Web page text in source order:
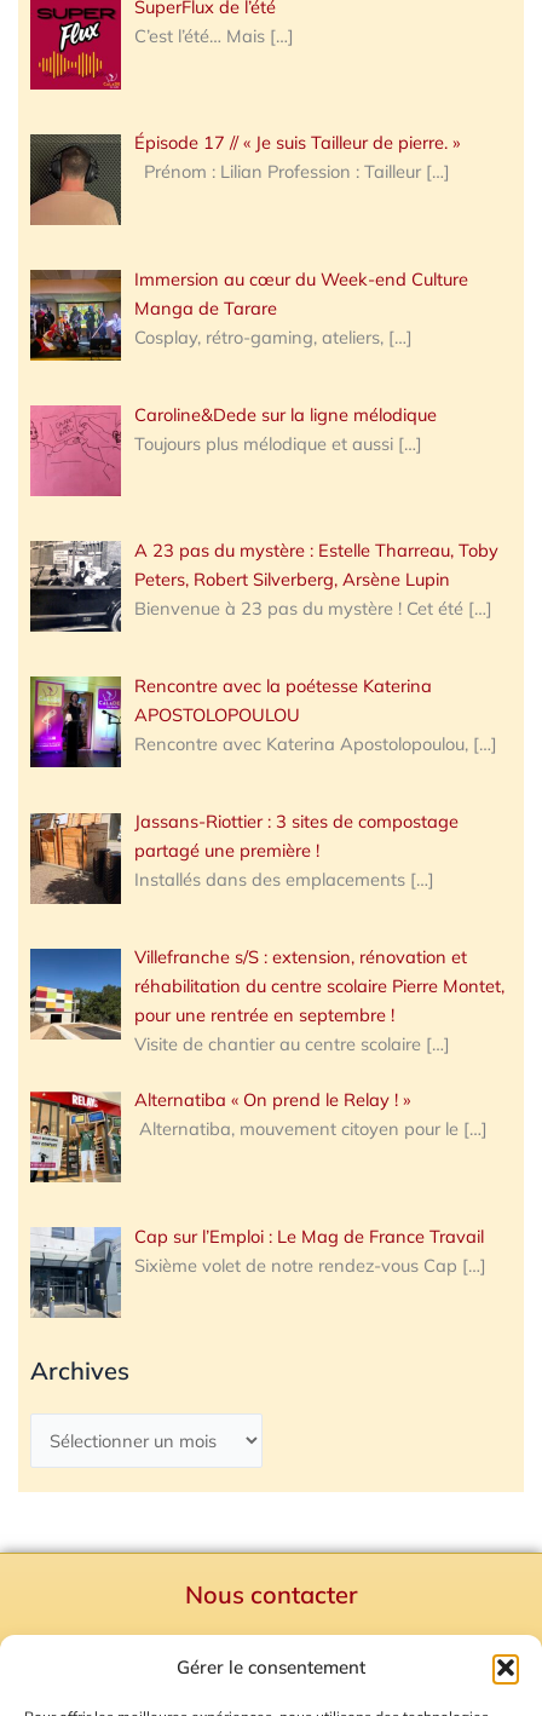
Gérer le consentement
SuperFlux de l’été
C’est l’été… Mais […]
Épisode 17 // « Je suis Tailleur de pierre. »
Prénom : Lilian Profession : Tailleur […]
Immersion au cœur du Week-end Culture
Manga de Tarare
Cosplay, rétro-gaming, ateliers, […]
Caroline&Dede sur la ligne mélodique
Toujours plus mélodique et aussi […]
A 23 pas du mystère : Estelle Tharreau, Toby
Peters, Robert Silverberg, Arsène Lupin
Bienvenue à 23 pas du mystère ! Cet été […]
Rencontre avec la poétesse Katerina
APOSTOLOPOULOU
Rencontre avec Katerina Apostolopoulou, […]
Jassans-Riottier : 3 sites de compostage
partagé une première !
Installés dans des emplacements […]
Villefranche s/S : extension, rénovation et
réhabilitation du centre scolaire Pierre Montet,
pour une rentrée en septembre !
Visite de chantier au centre scolaire […]
Alternatiba « On prend le Relay ! »
Alternatiba, mouvement citoyen pour le […]
Cap sur l’Emploi : Le Mag de France Travail
Sixième volet de notre rendez-vous Cap […]
Archives
Nous contacter
Mentions Légales
Plan du site